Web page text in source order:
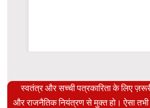
स्वतंत्र और सच्ची पत्रकारिता के लिए
और राजनैतिक नियंत्रण से मुक्त हो। ऐसा